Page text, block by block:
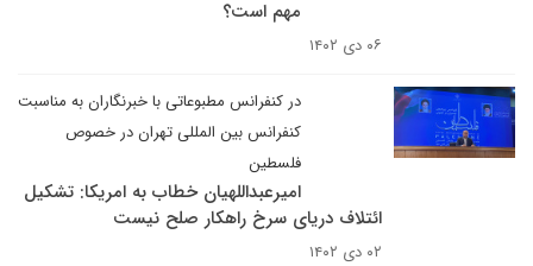
مهم است؟
۰۶ دی ۱۴۰۲
در کنفرانس مطبوعاتی با خبرنگاران به مناسبت
کنفرانس بین المللی تهران در خصوص
فلسطین
امیرعبداللهیان خطاب به امریکا: تشکیل
ائتلاف دریای سرخ راهکار صلح نیست
۰۲ دی ۱۴۰۲